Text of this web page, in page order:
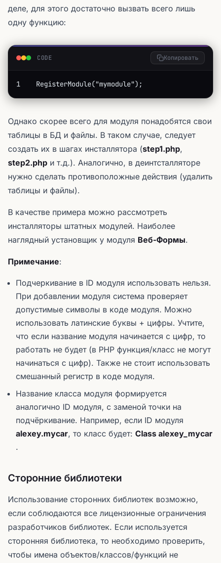
деле, для этого достаточно вызвать всего лишь
одну функцию:
CODE Копировать
1    RegisterModule("mymodule");
Однако скорее всего для модуля понадобятся свои
таблицы в БД и файлы. В таком случае, следует
создать их в шагах инсталлятора (step1.php,
step2.php и т.д.). Аналогично, в деинтсталляторе
нужно сделать противоположные действия (удалить
таблицы и файлы).
В качестве примера можно рассмотреть
инсталляторы штатных модулей. Наиболее
наглядный установщик у модуля Веб-Формы.
Примечание:
Подчеркивание в ID модуля использовать нельзя.
При добавлении модуля система проверяет
допустимые символы в коде модуля. Можно
использовать латинские буквы + цифры. Учтите,
что если название модуля начинается с цифр, то
работать не будет (в PHP функция/класс не могут
начинаться с цифр). Также не стоит использовать
смешанный регистр в коде модуля.
Название класса модуля формируется
аналогично ID модуля, с заменой точки на
подчёркивание. Например, если ID модуля
alexey.mycar, то класс будет: Class alexey_mycar
.
Сторонние библиотеки
Использование сторонних библиотек возможно,
если соблюдаются все лицензионные ограничения
разработчиков библиотек. Если используется
сторонняя библиотека, то необходимо проверить,
чтобы имена объектов/классов/функций не